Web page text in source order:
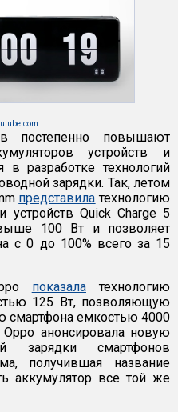
постепенно повышают
устройств и
в разработке технологий
зарядки. Так, летом
представила технологию
устройств Quick Charge 5
100 Вт и позволяет
с 0 до 100% всего за 15
показалатехнологию
125 Вт, позволяющую
смартфона емкостью 4000
анонсировала новую
зарядки смартфонов
получившая название
аккумулятор все той же